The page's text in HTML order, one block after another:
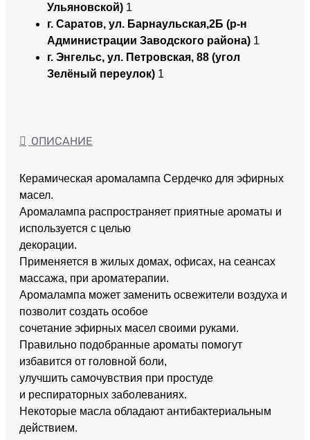
Ульяновской) 1
г. Саратов, ул. Барнаульская,2Б (р-н
Администрации Заводского района) 1
г. Энгельс, ул. Петровская, 88 (угол
Зелёный переулок) 1
ОПИСАНИЕ
Керамическая аромалампа Сердечко для эфирных
масел.
Аромалампа распространяет приятные ароматы и
используется с целью
декорации.
Применяется в жилых домах, офисах, на сеансах
массажа, при ароматерапии.
Аромалампа может заменить освежители воздуха и
позволит создать особое
сочетание эфирных масел своими руками.
Правильно подобранные ароматы помогут
избавится от головной боли,
улучшить самочувствия при простуде
и респираторных заболеваниях.
Некоторые масла обладают антибактериальным
действием.